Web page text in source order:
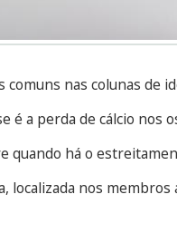
comuns nas colunas de
é a perda de cálcio nos
quando há o
localizada nos